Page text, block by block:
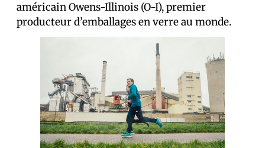
américain Owens-Illinois (O-I), premier
producteur d’emballages en verre au monde.